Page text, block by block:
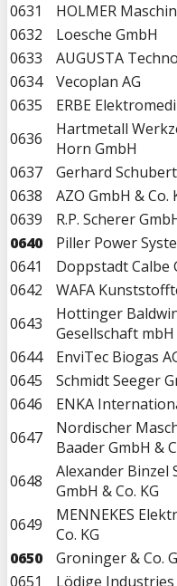
0631
HOLMER
0632
Loesche GmbH
0633
AUGUSTA
0634
Vecoplan AG
0635
ERBE
0636
Hartmetall
Horn GmbH
0637
Gerhard
0638
AZO GmbH & Co.
0639
R.P. Scherer
0640
Piller Power
0641
Doppstadt Calbe
0642
WAFA
0643
Hottinger
Gesellschaft mbH
0644
EnviTec Biogas
0645
Schmidt Seeger
0646
ENKA
0647
Nordischer
Baader GmbH &
0648
Alexander Binzel
GmbH & Co. KG
0649
MENNEKES
Co. KG
0650
Groninger & Co.
0651
Lödige Industries